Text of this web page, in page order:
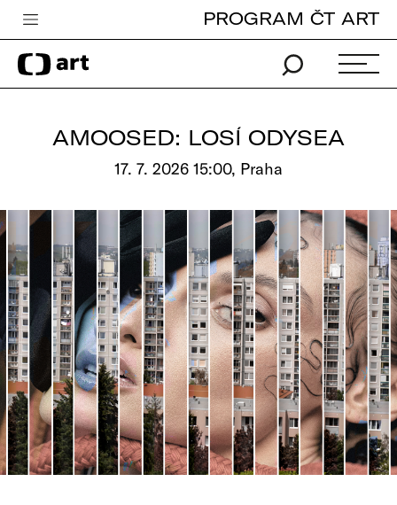
Česká televize
Zpravodajství
Pro děti
edu
Vše o ČT
PROGRAM ČT ART
AMOOSED: LOSÍ ODYSEA
17. 7. 2026 15:00, Praha